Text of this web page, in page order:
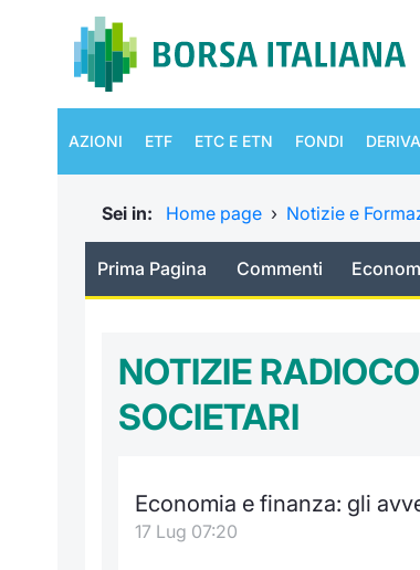
AZIONI ETF ETC E ETN FONDI
Sei in: Home page › Notizie e
Prima Pagina Commenti
NOTIZIE
SOCIETARI
Economia e finanza: gli
17 Lug 07:20